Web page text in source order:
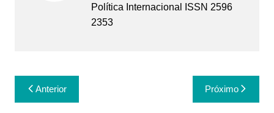
Política Internacional ISSN 2596
2353
Navegação
de
Anterior Próximo